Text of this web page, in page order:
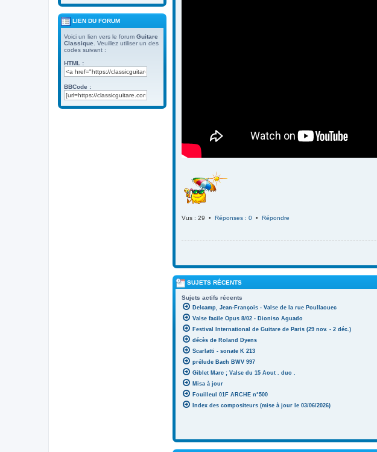
Vus : 29 • Réponses : 0 • Répondre
SUJETS RÉCENTS
Sujets actifs récents
Delcamp, Jean-François - Valse de la rue Poullaouec
Valse facile Opus 8/02 - Dioniso Aguado
Festival International de Guitare de Paris (29 nov. - 2 déc.)
décès de Roland Dyens
Scarlatti - sonate K 213
prélude Bach BWV 997
Giblet Marc ; Valse du 15 Aout . duo .
Misa à jour
Fouilleul 01F ARCHE n°500
Index des compositeurs (mise à jour le 03/06/2026)
LIEN DU FORUM
Voici un lien vers le forum Guitare
Classique . Veuillez utiliser un des
codes suivant :
HTML :
BBCode :